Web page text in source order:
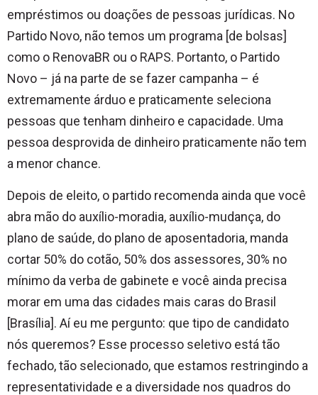
empréstimos ou doações de pessoas jurídicas. No
Partido Novo, não temos um programa [de bolsas]
como o RenovaBR ou o RAPS. Portanto, o Partido
Novo – já na parte de se fazer campanha – é
extremamente árduo e praticamente seleciona
pessoas que tenham dinheiro e capacidade. Uma
pessoa desprovida de dinheiro praticamente não tem
a menor chance.
Depois de eleito, o partido recomenda ainda que você
abra mão do auxílio-moradia, auxílio-mudança, do
plano de saúde, do plano de aposentadoria, manda
cortar 50% do cotão, 50% dos assessores, 30% no
mínimo da verba de gabinete e você ainda precisa
morar em uma das cidades mais caras do Brasil
[Brasília]. Aí eu me pergunto: que tipo de candidato
nós queremos? Esse processo seletivo está tão
fechado, tão selecionado, que estamos restringindo a
representatividade e a diversidade nos quadros do